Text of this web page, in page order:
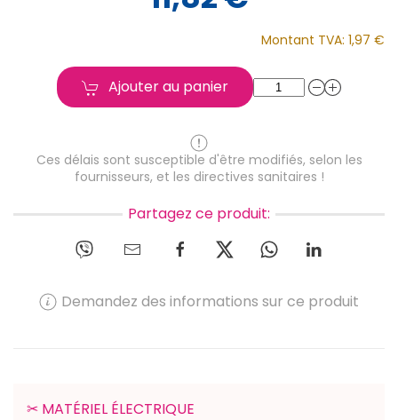
Montant TVA: 1,97 €
Ajouter au panier
Ces délais sont susceptible d'être modifiés, selon les
fournisseurs, et les directives sanitaires !
Partagez ce produit:
Demandez des informations sur ce produit
✂︎ MATÉRIEL ÉLECTRIQUE